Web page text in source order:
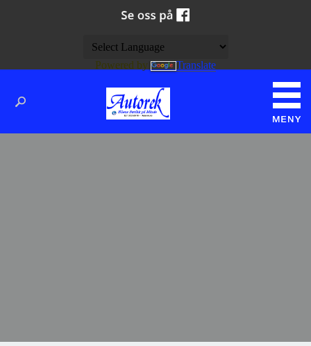
Powered by Translate